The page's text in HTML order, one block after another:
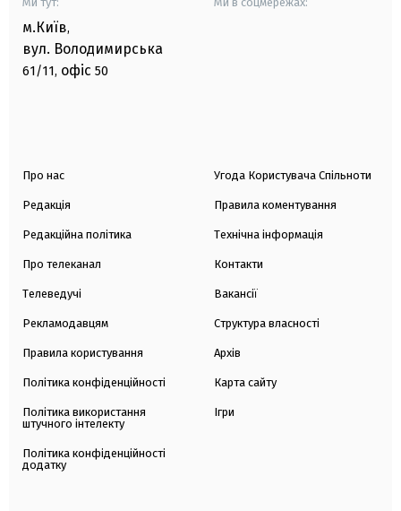
м.Київ,
вул. Володимирська
61/11, офіс 50
Про нас
Редакція
Редакційна політика
Про телеканал
Телеведучі
Рекламодавцям
Правила користування
Політика конфіденційності
Політика використання
штучного інтелекту
Політика конфіденційності
додатку
Угода Користувача Спільноти
Правила коментування
Технічна інформація
Контакти
Вакансії
Структура власності
Архів
Карта сайту
Ігри